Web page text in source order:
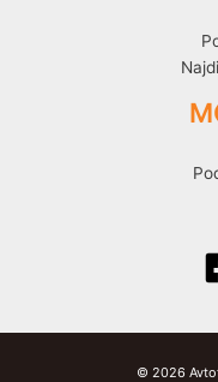
© 2026